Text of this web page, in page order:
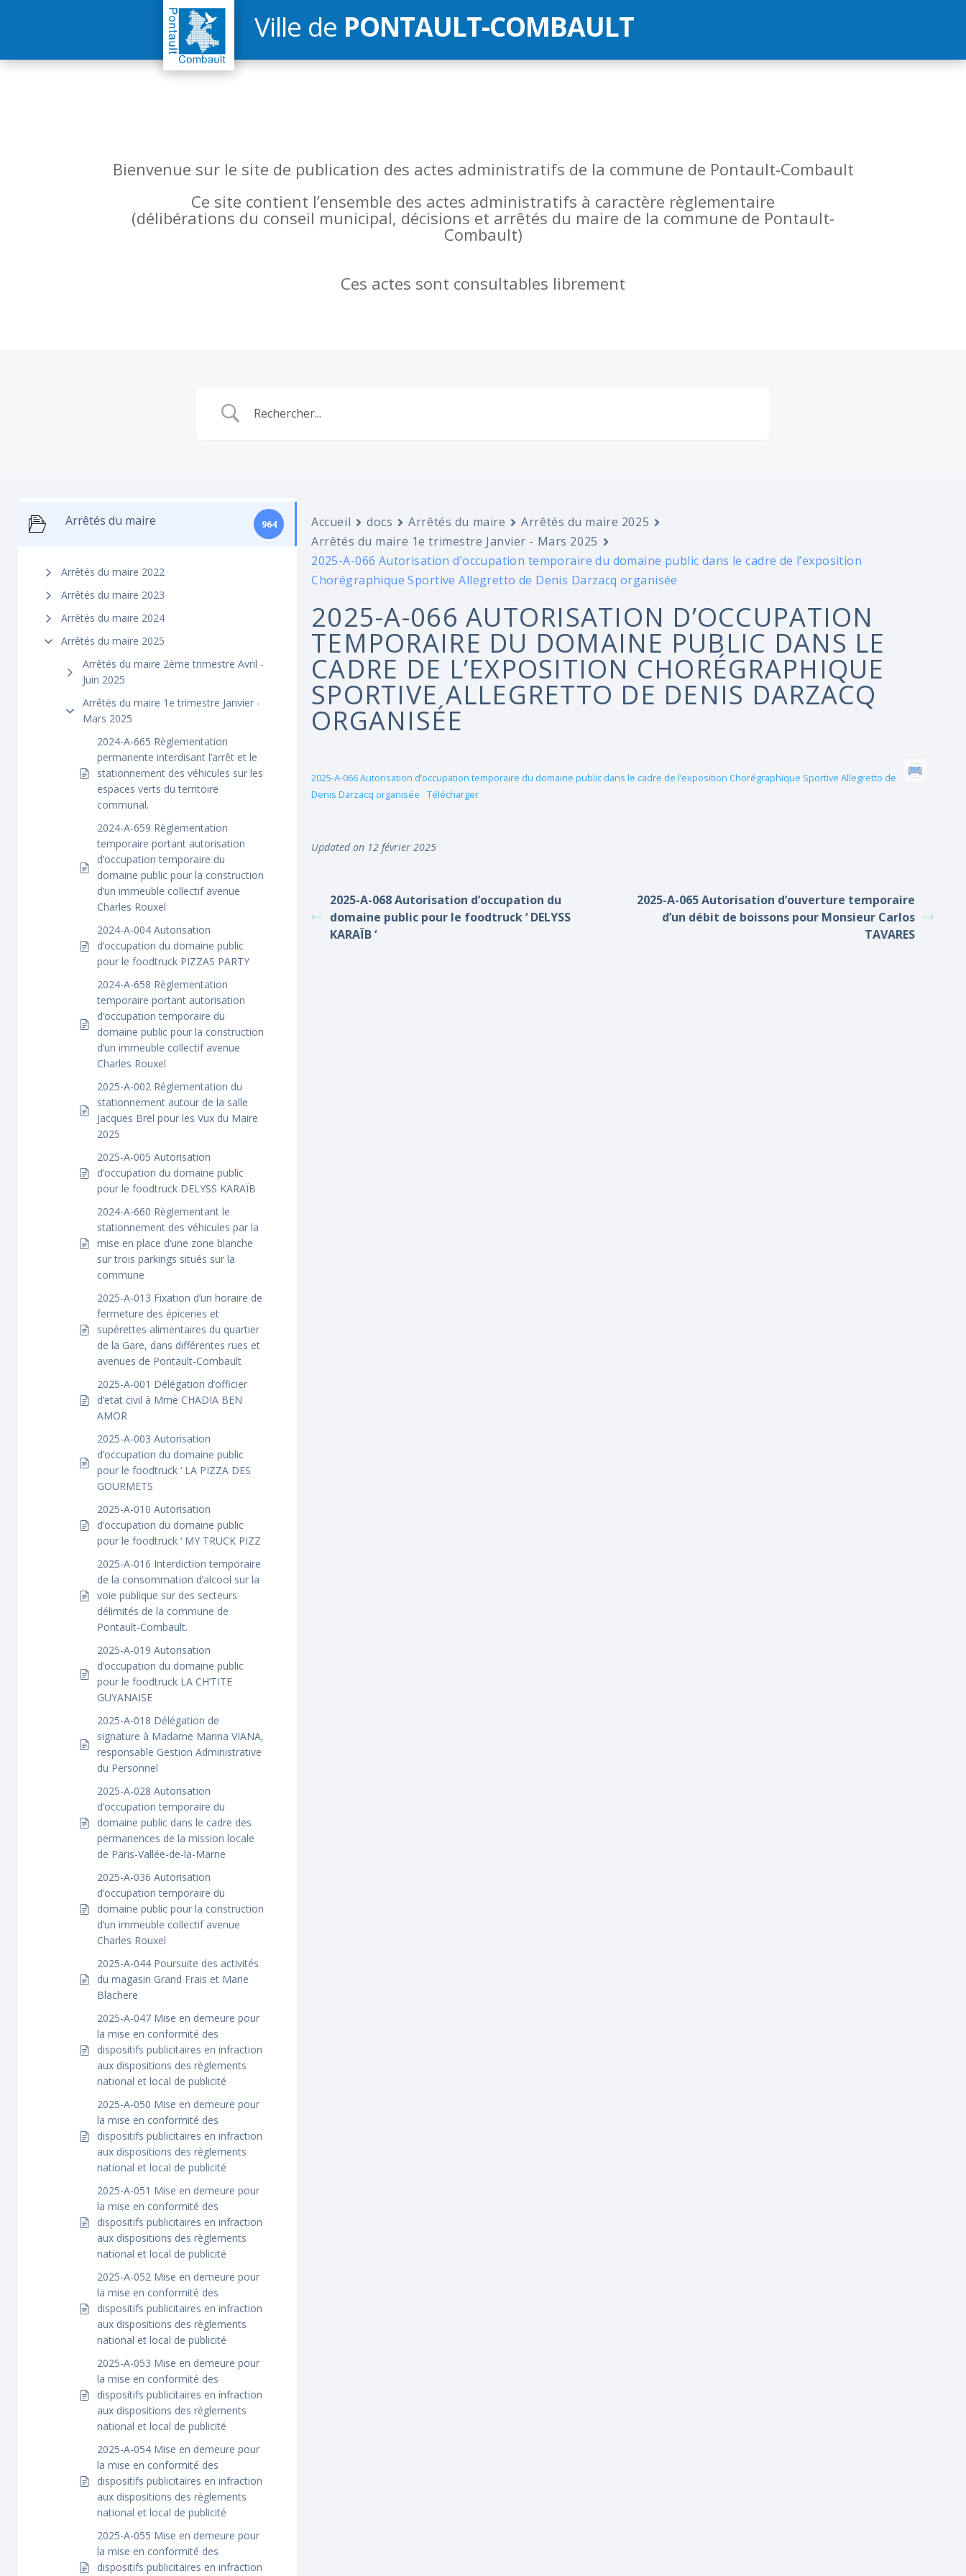
Ville de PONTAULT-COMBAULT
Bienvenue sur le site de publication des actes administratifs de la commune de Pontault-Combault
Ce site contient l’ensemble des actes administratifs à caractère règlementaire
(délibérations du conseil municipal, décisions et arrêtés du maire de la commune de Pontault-
Combault)
Ces actes sont consultables librement
Arrêtés du maire 964
Arrêtés du maire 2022
Arrêtés du maire 2023
Arrêtés du maire 2024
Arrêtés du maire 2025
Arrêtés du maire 2ème trimestre Avril -
Juin 2025
Arrêtés du maire 1e trimestre Janvier -
Mars 2025
2024-A-665 Règlementation
permanente interdisant l’arrêt et le
stationnement des véhicules sur les
espaces verts du territoire
communal.
2024-A-659 Règlementation
temporaire portant autorisation
d’occupation temporaire du
domaine public pour la construction
d’un immeuble collectif avenue
Charles Rouxel
2024-A-004 Autorisation
d’occupation du domaine public
pour le foodtruck PIZZAS PARTY
2024-A-658 Règlementation
temporaire portant autorisation
d’occupation temporaire du
domaine public pour la construction
d’un immeuble collectif avenue
Charles Rouxel
2025-A-002 Réglementation du
stationnement autour de la salle
Jacques Brel pour les Vux du Maire
2025
2025-A-005 Autorisation
d’occupation du domaine public
pour le foodtruck DELYSS KARAÏB
2024-A-660 Règlementant le
stationnement des véhicules par la
mise en place d’une zone blanche
sur trois parkings situés sur la
commune
2025-A-013 Fixation d’un horaire de
fermeture des épiceries et
supérettes alimentaires du quartier
de la Gare, dans différentes rues et
avenues de Pontault-Combault
2025-A-001 Délégation d’officier
d’etat civil à Mme CHADIA BEN
AMOR
2025-A-003 Autorisation
d’occupation du domaine public
pour le foodtruck ‘ LA PIZZA DES
GOURMETS
2025-A-010 Autorisation
d’occupation du domaine public
pour le foodtruck ‘ MY TRUCK PIZZ
2025-A-016 Interdiction temporaire
de la consommation d’alcool sur la
voie publique sur des secteurs
délimités de la commune de
Pontault-Combault.
2025-A-019 Autorisation
d’occupation du domaine public
pour le foodtruck LA CH’TITE
GUYANAISE
2025-A-018 Délégation de
signature à Madame Marina VIANA,
responsable Gestion Administrative
du Personnel
2025-A-028 Autorisation
d’occupation temporaire du
domaine public dans le cadre des
permanences de la mission locale
de Paris-Vallée-de-la-Marne
2025-A-036 Autorisation
d’occupation temporaire du
domaine public pour la construction
d’un immeuble collectif avenue
Charles Rouxel
2025-A-044 Poursuite des activités
du magasin Grand Frais et Marie
Blachere
2025-A-047 Mise en demeure pour
la mise en conformité des
dispositifs publicitaires en infraction
aux dispositions des règlements
national et local de publicité
2025-A-050 Mise en demeure pour
la mise en conformité des
dispositifs publicitaires en infraction
aux dispositions des règlements
national et local de publicité
2025-A-051 Mise en demeure pour
la mise en conformité des
dispositifs publicitaires en infraction
aux dispositions des règlements
national et local de publicité
2025-A-052 Mise en demeure pour
la mise en conformité des
dispositifs publicitaires en infraction
aux dispositions des règlements
national et local de publicité
2025-A-053 Mise en demeure pour
la mise en conformité des
dispositifs publicitaires en infraction
aux dispositions des règlements
national et local de publicité
2025-A-054 Mise en demeure pour
la mise en conformité des
dispositifs publicitaires en infraction
aux dispositions des règlements
national et local de publicité
2025-A-055 Mise en demeure pour
la mise en conformité des
dispositifs publicitaires en infraction
Accueil docs Arrêtés du maire
Arrêtés du maire 2025
Arrêtés du maire 1e trimestre Janvier - Mars 2025
2025-A-066 Autorisation d’occupation temporaire du domaine public dans le cadre de l’exposition
Chorégraphique Sportive Allegretto de Denis Darzacq organisée
2025-A-066 AUTORISATION D’OCCUPATION
TEMPORAIRE DU DOMAINE PUBLIC DANS LE
CADRE DE L’EXPOSITION CHORÉGRAPHIQUE
SPORTIVE ALLEGRETTO DE DENIS DARZACQ
ORGANISÉE
2025-A-066 Autorisation d’occupation temporaire du domaine public dans le cadre de l’exposition Chorégraphique Sportive Allegretto de
Denis Darzacq organisée
Télécharger
Updated on 12 février 2025
2025-A-068 Autorisation d’occupation du
domaine public pour le foodtruck ‘ DELYSS
KARAÏB ‘
2025-A-065 Autorisation d’ouverture temporaire
d’un débit de boissons pour Monsieur Carlos
TAVARES